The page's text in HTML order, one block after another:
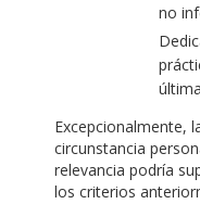
no
Excepcionalmente,
circunstancia
relevancia podría
los criterios